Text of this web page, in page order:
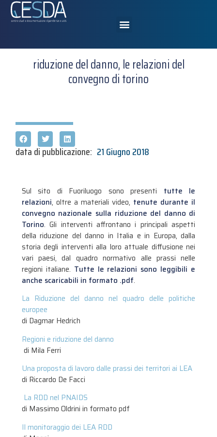
riduzione del danno, le relazioni del
convegno di torino
data di pubblicazione: 21 Giugno 2018
Sul sito di Fuoriluogo sono presenti tutte le
relazioni, oltre a materiali video, tenute durante il
convegno nazionale sulla riduzione del danno di
Torino. Gli interventi affrontano i principali aspetti
della riduzione del danno in Italia e in Europa, dalla
storia degli interventi alla loro attuale diffusione nei
vari paesi, dal quadro normativo alle prassi nelle
regioni italiane. Tutte le relazioni sono leggibili e
anche scaricabili in formato .pdf.
La Riduzione del danno nel quadro delle politiche
europee
di Dagmar Hedrich
Regioni e riduzione del danno
di Mila Ferri
Una proposta di lavoro dalle prassi dei territori ai LEA
di Riccardo De Facci
La RDD nel PNAIDS
di Massimo Oldrini in formato pdf
Il monitoraggio dei LEA RDD